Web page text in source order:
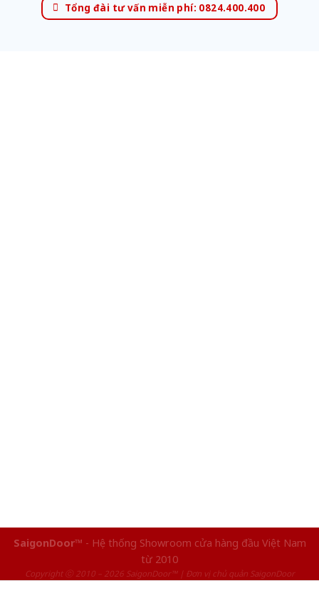
Tổng đài tư vấn miễn phí: 0824.400.400
SaigonDoor™ - Hệ thống Showroom cửa hàng đầu Việt Nam
từ 2010
Copyright ⓒ 2010 – 2026 SaigonDoor™ | Đơn vị chủ quản SaigonDoor